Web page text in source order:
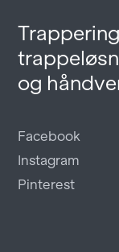
og
Facebook
Instagram
Pinterest